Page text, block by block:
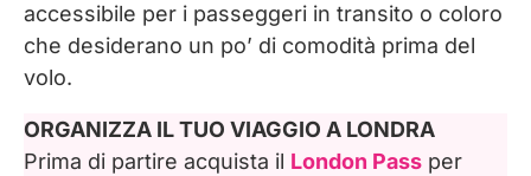
accessibile per i passeggeri in transito o coloro
che desiderano un po’ di comodità prima del
volo.
ORGANIZZA IL TUO VIAGGIO A LONDRA
Prima di partire acquista il London Pass per